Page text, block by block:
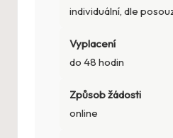
individuální, dle
Vyplacení
do 48 hodin
Způsob žádosti
online